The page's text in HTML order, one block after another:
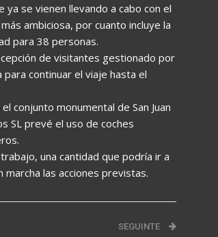
se vienen llevando a cabo con el
ambiciosa, por cuanto incluye la
para 38 personas.
de visitantes gestionado por
continuar el viaje hasta el
conjunto monumental de San Juan
SL prevé el uso de coches
una cantidad que podría ir a
las acciones previstas.
SEGUINTE